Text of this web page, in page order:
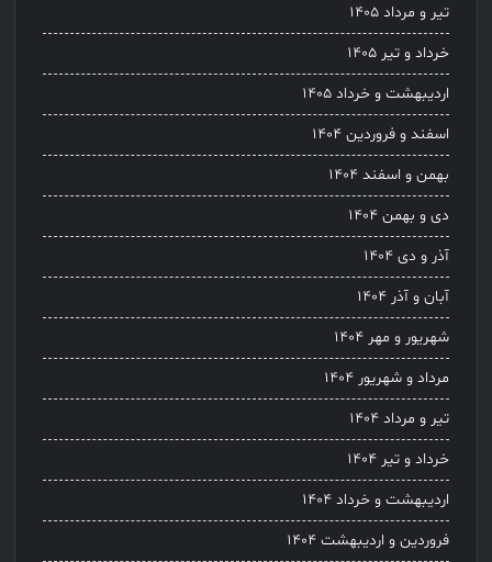
تیر و مرداد ۱۴۰۵
خرداد و تیر ۱۴۰۵
اردیبهشت و خرداد ۱۴۰۵
اسفند و فروردین ۱۴۰۴
بهمن و اسفند ۱۴۰۴
دی و بهمن ۱۴۰۴
آذر و دی ۱۴۰۴
آبان و آذر ۱۴۰۴
شهریور و مهر ۱۴۰۴
مرداد و شهریور ۱۴۰۴
تیر و مرداد ۱۴۰۴
خرداد و تیر ۱۴۰۴
اردیبهشت و خرداد ۱۴۰۴
فروردین و اردیبهشت ۱۴۰۴